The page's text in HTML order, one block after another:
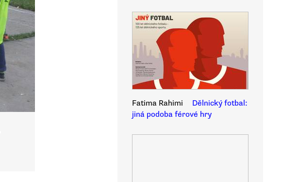
Fatima Rahimi
Dělnický fotbal:
jiná podoba férové hry